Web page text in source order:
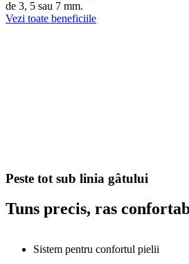
de 3, 5 sau 7 mm.
Vezi toate beneficiile
Peste tot sub linia gâtului
Tuns precis, ras
Sistem pentru confortul pielii